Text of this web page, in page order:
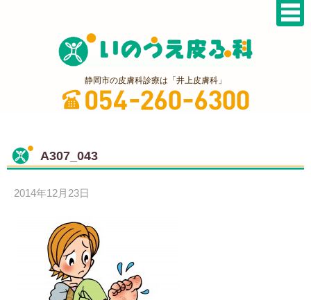
静岡市の皮膚科診療は「井上皮膚科」
A307_043
2014年12月23日